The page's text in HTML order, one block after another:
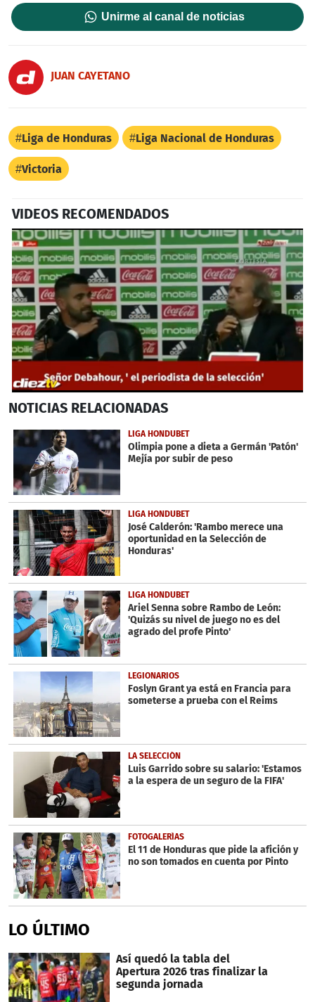
Unirme al canal de noticias
JUAN CAYETANO
Liga de Honduras Liga Nacional de Honduras
Victoria
VIDEOS RECOMENDADOS
seconds
45
seconds
NOTICIAS RELACIONADAS
LIGA HONDUBET
Olimpia pone a dieta a Germán 'Patón'
Mejía por subir de peso
LIGA HONDUBET
José Calderón: 'Rambo merece una
oportunidad en la Selección de
Honduras'
LIGA HONDUBET
Ariel Senna sobre Rambo de León:
'Quizás su nivel de juego no es del
agrado del profe Pinto'
LEGIONARIOS
Foslyn Grant ya está en Francia para
someterse a prueba con el Reims
LA SELECCIÓN
Luis Garrido sobre su salario: 'Estamos
a la espera de un seguro de la FIFA'
FOTOGALERÍAS
El 11 de Honduras que pide la afición y
no son tomados en cuenta por Pinto
LO ÚLTIMO
Así quedó la tabla del
Apertura 2026 tras finalizar la
segunda jornada